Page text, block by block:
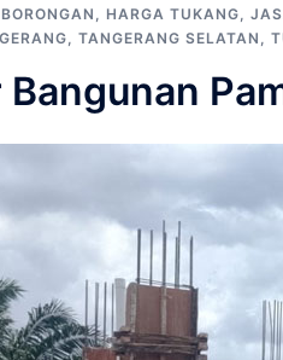
, HARGA TUKANG,
, TANGERANG SELATAN ,